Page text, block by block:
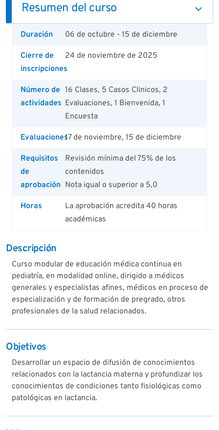
Resumen del curso
Duración 06 de octubre - 15 de diciembre
Cierre de
inscripciones
24 de noviembre de 2025
Número de
actividades
16 Clases, 5 Casos Clinicos, 2
Evaluaciones, 1 Bienvenida, 1
Encuesta
Evaluaciones17 de noviembre, 15 de diciembre
Requisitos
de
aprobación
Revisión mínima del 75% de los
contenidos
Nota igual o superior a 5,0
Horas
La aprobación acredita 40 horas
académicas
Descripción
Curso modular de educación médica continua en
pediatría, en modalidad online, dirigido a médicos
generales y especialistas afines, médicos en proceso de
especialización y de formación de pregrado, otros
profesionales de la salud relacionados.
Objetivos
Desarrollar un espacio de difusión de conocimientos
relacionados con la lactancia materna y profundizar los
conocimientos de condiciones tanto fisiológicas como
patológicas en lactancia.